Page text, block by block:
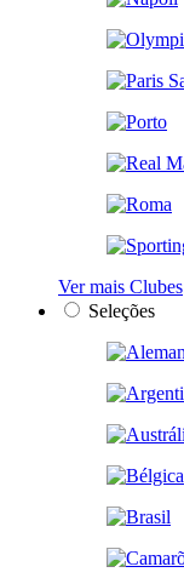
Ver mais Clubes
Seleções